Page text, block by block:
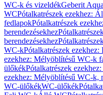
WC-k és vizeldékGeberit
WCPótalkatrészek ezekhez:
fedlapokPótalkatrészek
berendezésekhez
berendezésekhez
WC-kPótalkatrészek
ezekhez: Mélyöblítésű WC-k
ülőkékPótalkatrészek
ezekhez: Mélyöblítésű WC-k,
WC-ülőkékWC-ülőkék